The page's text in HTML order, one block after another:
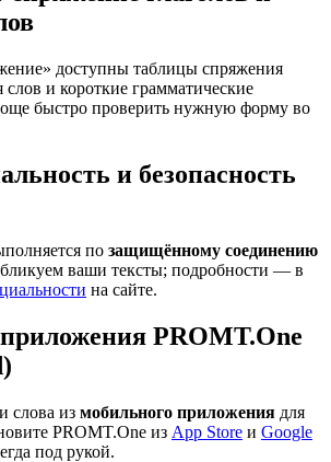
доступны таблицы спряжения
слов и короткие грамматические
быстро проверить нужную форму во
и безопасность
по защищённому соединению
ваши тексты; подробности — в
на сайте.
PROMT.One
слова из мобильного приложения для
PROMT.One из App Store и Google
под рукой.